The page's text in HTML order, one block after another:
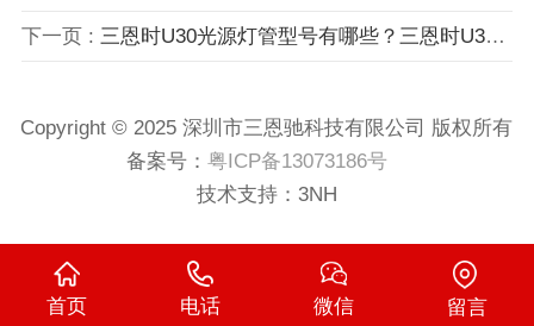
下一页 : 三恩时U30光源灯管型号有哪些？三恩时U30光源箱怎么用？
Copyright © 2025 深圳市三恩驰科技有限公司 版权所有
备案号： 粤ICP备13073186号
技术支持： 3NH
首页 电话 微信 留言